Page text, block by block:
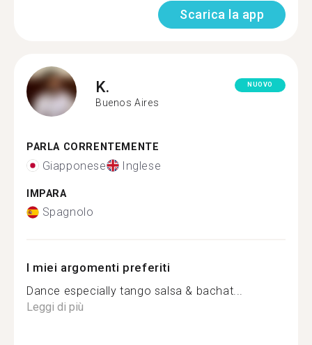
Scarica la app
K.
Buenos Aires
NUOVO
PARLA CORRENTEMENTE
Giapponese Inglese
IMPARA
Spagnolo
I miei argomenti preferiti
Dance especially tango salsa & bachat...
Leggi di più